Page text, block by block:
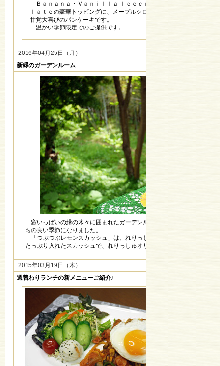
Ｂａｎａｎａ・Ｖａｎｉｌｌａ Ｉｃｅｃｒｅａｍ・Ｃｈｏｃｏ
ｌａｔｅの豪華トッピングに、メープルシロップもかけ放題の、
甘党大喜びのパンケーキです。
温かい季節限定でのご提供です。
2016年04月25日（月）
新緑のガーデンルーム
窓いっぱいの緑の木々に囲まれたガーデンルームは、冷たい飲み物が
ちの良い季節になりました。
「つぶつぶレモンスカッシュ」は、れりっしゅ特製の完熟レモンジャ
たっぷり入れたスカッシュで、れりっしゅオリジナルです。
2015年03月19日（木）
週替わりランチの新メニューご紹介♪